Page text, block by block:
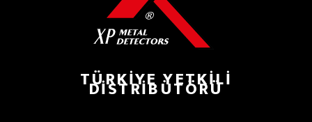
TÜRKIYE YETKILI
DISTRIBÜTÖRÜ